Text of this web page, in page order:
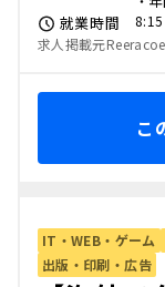
就業時間
求人掲載元
こ
IT・WEB・ゲーム
出版・印刷・広告